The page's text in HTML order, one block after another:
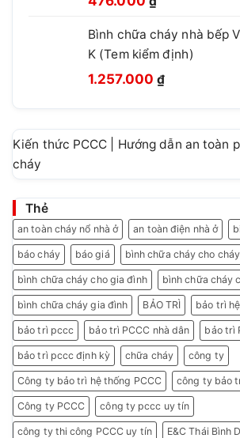
là:
780.000 ₫.
tại
là:
476.000 ₫.
Bình chữa cháy nhà bếp
K (Tem kiểm định)
Giá
1.499.999 ₫.
1.257.000 ₫Giá
là:
1.257.000 ₫.
Kiến thức PCCC | Hướng dẫn an toàn
cháy
Thẻ
an toàn cháy nổ nhà ở an toàn điện nhà ở
báo cháy báo giá bình chữa cháy cho
bình chữa cháy cho gia đình bình chữa cháy
bình chữa cháy gia đình BẢO TRÌ bảo trì
bảo trì pccc bảo trì PCCC nhà dân bảo trì
bảo trì pccc định kỳ chữa cháy công ty
Công ty bảo trì hệ thống PCCC công ty bảo
Công ty PCCC công ty pccc uy tín
công ty thi công PCCC uy tín E&C Thái Bình